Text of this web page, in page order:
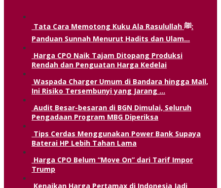
Tata Cara Memotong Kuku Ala Rasulullah ﷺ:
Panduan Sunnah Menurut Hadits dan Ulam…
Harga CPO Naik Tajam Ditopang Produksi
Rendah dan Penguatan Harga Kedelai
Waspada Charger Umum di Bandara hingga Mall,
Ini Risiko Tersembunyi yang Jarang …
Audit Besar-besaran di BGN Dimulai, Seluruh
Pengadaan Program MBG Diperiksa
Tips Cerdas Menggunakan Power Bank Supaya
Baterai HP Lebih Tahan Lama
Harga CPO Belum “Move On” dari Tarif Impor
Trump
Kenaikan Harga Pertamax di Indonesia Jadi